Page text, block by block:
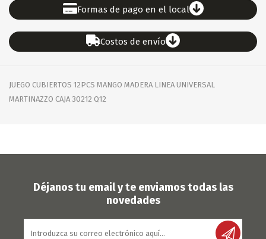
Formas de pago en el local
Costos de envío
JUEGO CUBIERTOS 12PCS MANGO MADERA LINEA UNIVERSAL
MARTINAZZO CAJA 30212 Q12
Déjanos tu email y te enviamos todas las
novedades